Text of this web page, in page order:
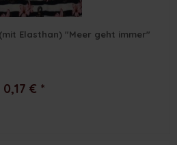
Elasthan) "Meer geht immer"
0,17 € *